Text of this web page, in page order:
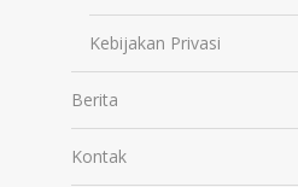
Kebijakan Privasi
Berita
Kontak